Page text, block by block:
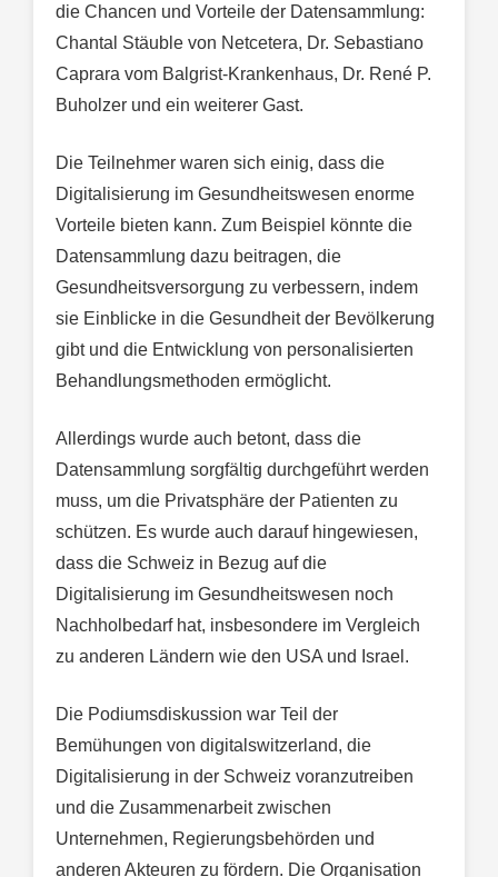
die Chancen und Vorteile der Datensammlung:
Chantal Stäuble von Netcetera, Dr. Sebastiano
Caprara vom Balgrist-Krankenhaus, Dr. René P.
Buholzer und ein weiterer Gast.
Die Teilnehmer waren sich einig, dass die
Digitalisierung im Gesundheitswesen enorme
Vorteile bieten kann. Zum Beispiel könnte die
Datensammlung dazu beitragen, die
Gesundheitsversorgung zu verbessern, indem
sie Einblicke in die Gesundheit der Bevölkerung
gibt und die Entwicklung von personalisierten
Behandlungsmethoden ermöglicht.
Allerdings wurde auch betont, dass die
Datensammlung sorgfältig durchgeführt werden
muss, um die Privatsphäre der Patienten zu
schützen. Es wurde auch darauf hingewiesen,
dass die Schweiz in Bezug auf die
Digitalisierung im Gesundheitswesen noch
Nachholbedarf hat, insbesondere im Vergleich
zu anderen Ländern wie den USA und Israel.
Die Podiumsdiskussion war Teil der
Bemühungen von digitalswitzerland, die
Digitalisierung in der Schweiz voranzutreiben
und die Zusammenarbeit zwischen
Unternehmen, Regierungsbehörden und
anderen Akteuren zu fördern. Die Organisation